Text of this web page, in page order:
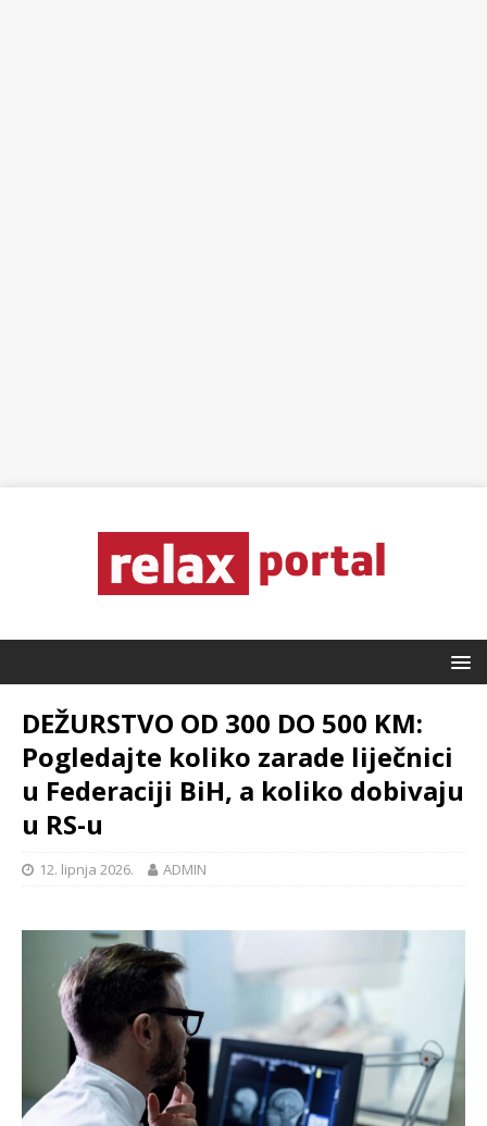
DEŽURSTVO OD 300 DO 500 KM:
Pogledajte koliko zarade liječnici
u Federaciji BiH, a koliko dobivaju
u RS-u
12. lipnja 2026. ADMIN